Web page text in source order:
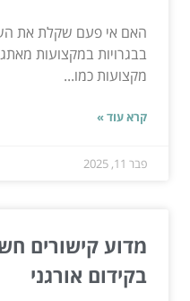
האם אי פעם שקלת את
בבגרויות במקצועות
מקצועות כמו...
קרא עוד »
פבר 11, 2025
מדוע קישורים
בקידום אורגני